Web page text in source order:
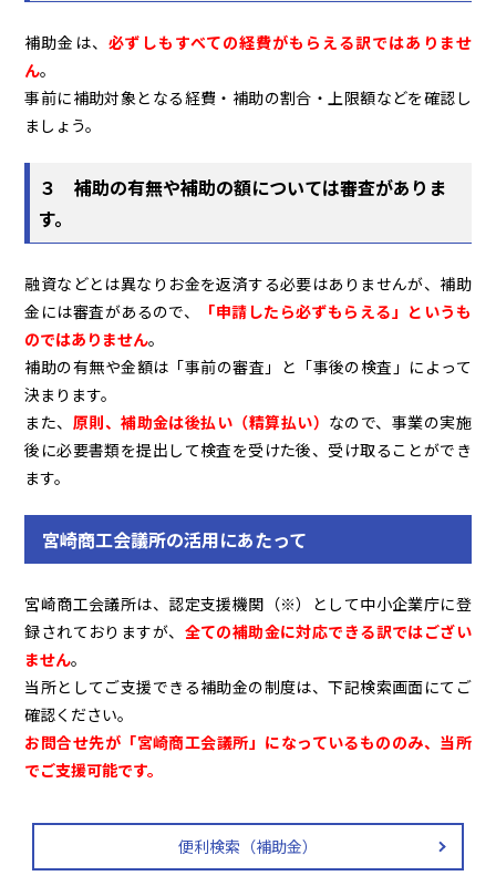
補助金は、 必ずしもすべての経費がもらえる訳ではありませ
ん。
事前に補助対象となる経費・補助の割合・上限額などを確認し
ましょう。
３補助の有無や補助の額については審査がありま
す。
融資などとは異なりお金を返済する必要はありませんが、補助
金には審査があるので、
「申請したら必ずもらえる」というも
のではありません。
補助の有無や金額は「事前の審査」と「事後の検査」によって
決まります。
また、 原則、補助金は後払い（精算払い） なので、事業の実施
後に必要書類を提出して検査を受けた後、受け取ることができ
ます。
宮崎商工会議所の活用にあたって
宮崎商工会議所は、認定支援機関（※）として中小企業庁に登
録されておりますが、 全ての補助金に対応できる訳ではござい
ません。
当所としてご支援できる補助金の制度は、下記検索画面にてご
確認ください。
お問合せ先が「宮崎商工会議所」になっているもののみ、当所
でご支援可能です。
便利検索（補助金）